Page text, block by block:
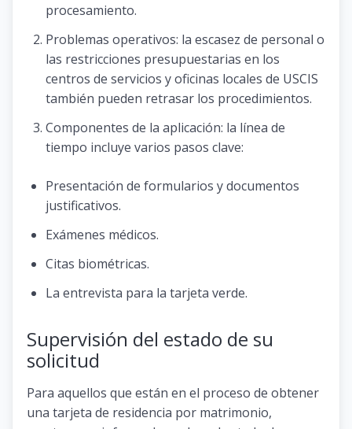
procesamiento.
Problemas operativos: la escasez de personal o
las restricciones presupuestarias en los
centros de servicios y oficinas locales de USCIS
también pueden retrasar los procedimientos.
Componentes de la aplicación: la línea de
tiempo incluye varios pasos clave:
Presentación de formularios y documentos
justificativos.
Exámenes médicos.
Citas biométricas.
La entrevista para la tarjeta verde.
Supervisión del estado de su
solicitud
Para aquellos que están en el proceso de obtener
una tarjeta de residencia por matrimonio,